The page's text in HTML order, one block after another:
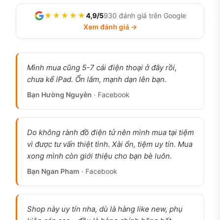
iPhone 14 Pro cũ, pin 100%, sạc chưa quá 100 lần,
ảnh thật tại cửa hàng 126.vn
iPhone 14 Pro cũ có đáng mua không?
Đáng mua nếu bạn cần một chiếc iPhone dòng
Pro với Dynamic Island và màn hình luôn bật ở
★★★★★4,9/5930 đánh giá trên Google
Xem đánh giá →
Mình mua cũng 5-7 cái điện thoại ở đây rồi,
chưa kể iPad. Ổn lắm, mạnh dạn lên bạn.
Bạn Hường Nguyễn · Facebook
Do không rành đồ điện tử nên mình mua tại tiệm
vì được tư vấn thiệt tình. Xài ổn, tiệm uy tín. Mua
xong mình còn giới thiệu cho bạn bè luôn.
Bạn Ngan Pham · Facebook
Shop này uy tín nha, dù là hàng like new, phụ